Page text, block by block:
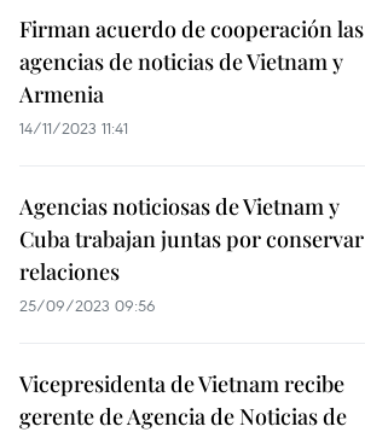
Firman acuerdo de cooperación las
agencias de noticias de Vietnam y
Armenia
14/11/2023 11:41
Agencias noticiosas de Vietnam y
Cuba trabajan juntas por conservar
relaciones
25/09/2023 09:56
Vicepresidenta de Vietnam recibe
gerente de Agencia de Noticias de